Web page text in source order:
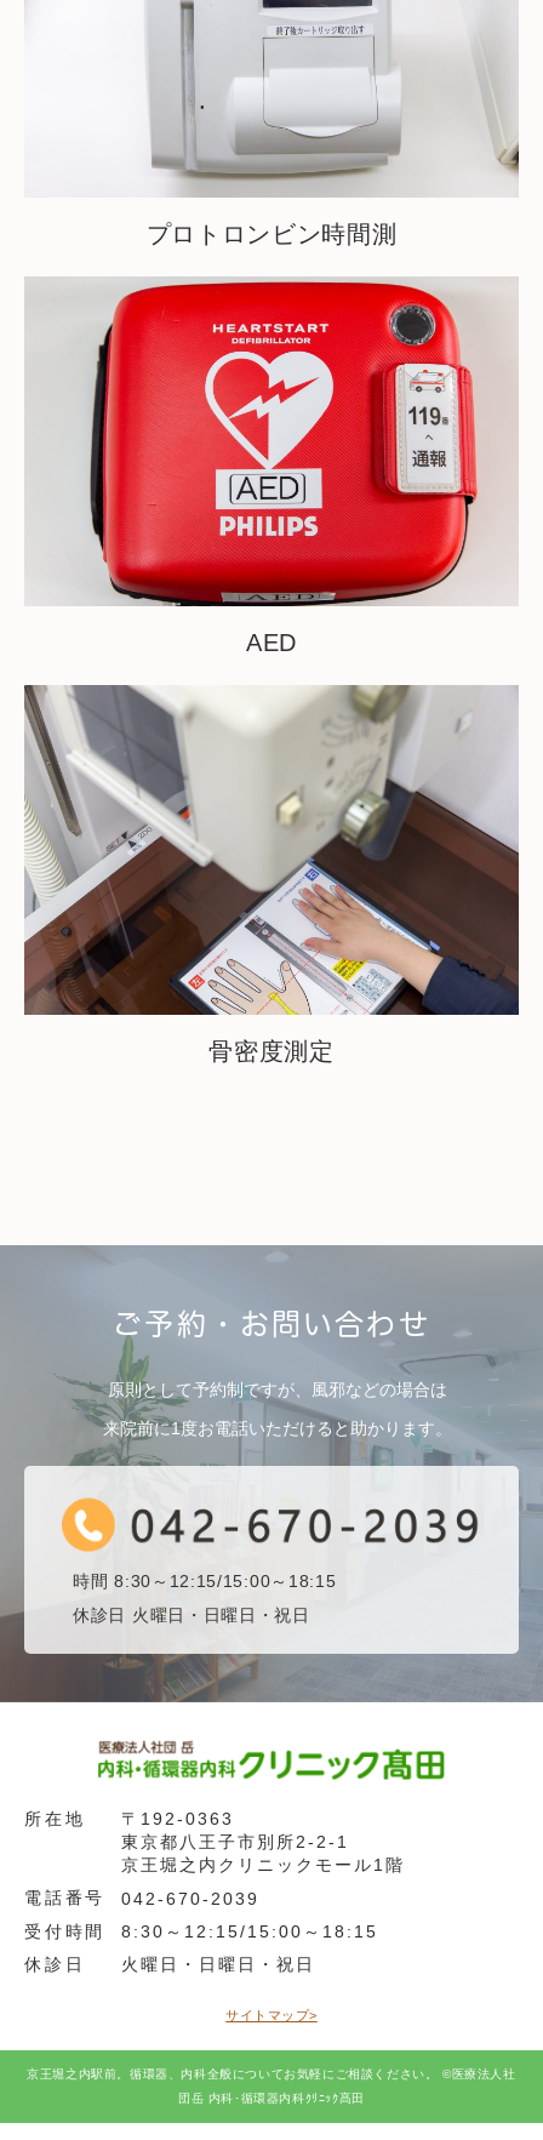
プロトロンビン時間測
AED
骨密度測定
ご予約・お問い合わせ
原則として予約制ですが、風邪などの場合は
来院前に1度お電話いただけると助かります。
時間 8:30～12:15/15:00～18:15
休診日 火曜日・日曜日・祝日
所在地
〒192-0363
東京都八王子市別所2-2-1
京王堀之内クリニックモール1階
電話番号
042-670-2039
受付時間
8:30～12:15/15:00～18:15
休診日
火曜日・日曜日・祝日
サイトマップ>
京王堀之内駅前。循環器、内科全般についてお気軽にご相談ください。 ©医療法人社
団岳 内科･循環器内科ｸﾘﾆｯｸ髙田